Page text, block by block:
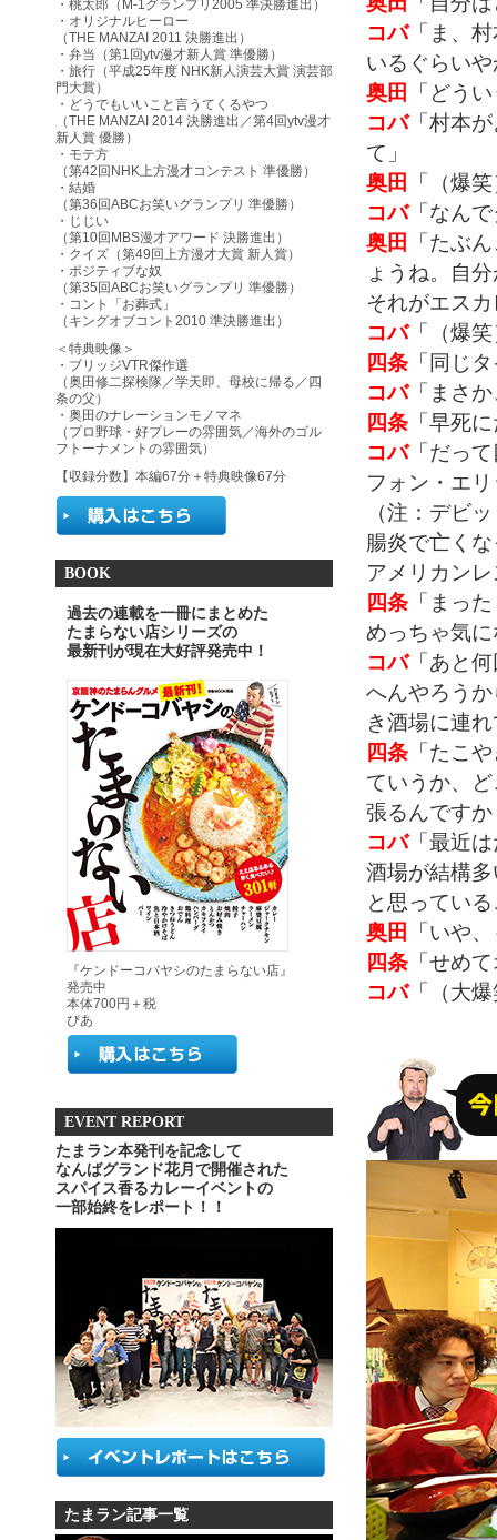
・桃太郎（M-1グランプリ2005 準決勝進出）
・オリジナルヒーロー
（THE MANZAI 2011 決勝進出）
・弁当（第1回ytv漫才新人賞 準優勝）
・旅行（平成25年度 NHK新人演芸大賞 演芸部
門大賞）
・どうでもいいこと言うてくるやつ
（THE MANZAI 2014 決勝進出／第4回ytv漫才
新人賞 優勝）
・モテ方
（第42回NHK上方漫才コンテスト 準優勝）
・結婚
（第36回ABCお笑いグランプリ 準優勝）
・じじい
（第10回MBS漫才アワード 決勝進出）
・クイズ（第49回上方漫才大賞 新人賞）
・ポジティブな奴
（第35回ABCお笑いグランプリ 準優勝）
・コント「お葬式」
（キングオブコント2010 準決勝進出）
＜特典映像＞
・ブリッジVTR傑作選
（奥田修二探検隊／学天即、母校に帰る／四
条の父）
・奥田のナレーションモノマネ
（プロ野球・好プレーの雰囲気／海外のゴル
フトーナメントの雰囲気）
【収録分数】本編67分＋特典映像67分
BOOK
過去の連載を一冊にまとめた
たまらない店シリーズの
最新刊が現在大好評発売中！
『ケンドーコバヤシのたまらない店』
発売中
本体700円＋税
ぴあ
EVENT REPORT
たまラン本発刊を記念して
なんばグランド花月で開催された
スパイス香るカレーイベントの
一部始終をレポート！！
たまラン記事一覧
コバ「ま、
いるぐらい
奥田 「どう
コバ「村本
て」
奥田 「（爆
コバ「なん
奥田 「たぶ
ょうね。自
それがエス
コバ「（爆
四条 「同じ
コバ「まさ
四条 「早死
コバ「だっ
フォン・エ
（注：デビ
腸炎で亡く
アメリカン
四条 「まっ
めっちゃ気
コバ「あと
へんやろう
き酒場に連
四条 「たこ
ていうか、
張るんです
コバ「最近
酒場が結構
と思ってい
奥田 「いや
四条 「せめ
コバ「（大